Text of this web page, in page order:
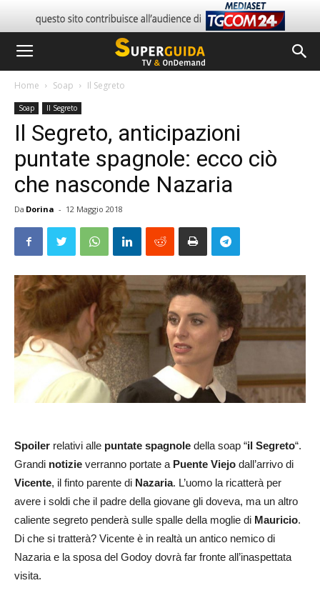
Home Soap Il Segreto
Soap Il Segreto
Il Segreto, anticipazioni
puntate spagnole: ecco ciò
che nasconde Nazaria
Da Dorina - 12 Maggio 2018
Spoiler relativi alle puntate spagnole della soap “il Segreto“.
Grandi notizie verranno portate a Puente Viejo dall’arrivo di
Vicente, il finto parente di Nazaria. L’uomo la ricatterà per
avere i soldi che il padre della giovane gli doveva, ma un altro
caliente segreto penderà sulle spalle della moglie di Mauricio.
Di che si tratterà? Vicente è in realtà un antico nemico di
Nazaria e la sposa del Godoy dovrà far fronte all’inaspettata
visita.